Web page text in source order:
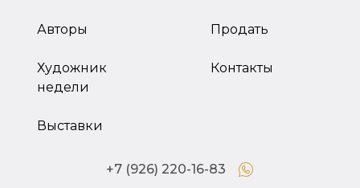
Авторы
Художник
недели
Выставки
Продать
Контакты
+7 (926) 220-16-83